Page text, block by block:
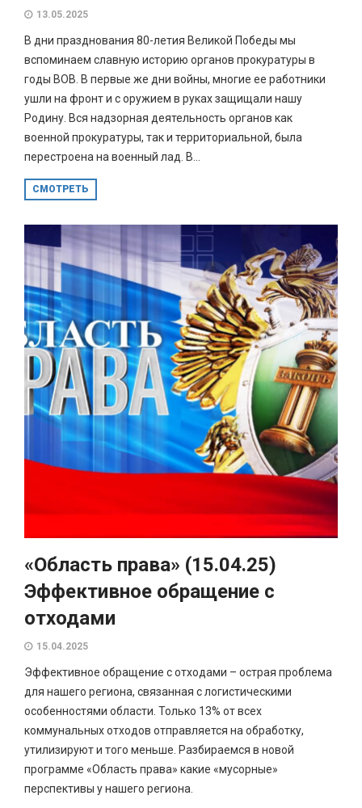
13.05.2025
В дни празднования 80-летия Великой Победы мы
вспоминаем славную историю органов прокуратуры в
годы ВОВ. В первые же дни войны, многие ее работники
ушли на фронт и с оружием в руках защищали нашу
Родину. Вся надзорная деятельность органов как
военной прокуратуры, так и территориальной, была
перестроена на военный лад. В...
СМОТРЕТЬ
«Область права» (15.04.25)
Эффективное обращение с
отходами
15.04.2025
Эффективное обращение с отходами – острая проблема
для нашего региона, связанная с логистическими
особенностями области. Только 13% от всех
коммунальных отходов отправляется на обработку,
утилизируют и того меньше. Разбираемся в новой
программе «Область права» какие «мусорные»
перспективы у нашего региона.